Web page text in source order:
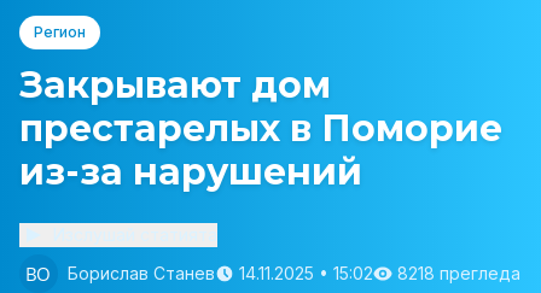
Регион
Закрывают дом
престарелых в Поморие
из-за нарушений
Борислав Станев
14.11.2025 • 15:02
8218 прегледа